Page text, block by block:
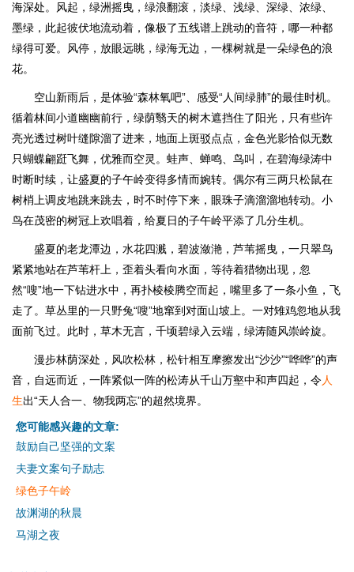
海深处。风起，绿洲摇曳，绿浪翻滚，淡绿、浅绿、深绿、浓绿、
墨绿，此起彼伏地流动着，像极了五线谱上跳动的音符，哪一种都
绿得可爱。风停，放眼远眺，绿海无边，一棵树就是一朵绿色的浪
花。
空山新雨后，是体验“森林氧吧”、感受“人间绿肺”的最佳时机。
循着林间小道幽幽前行，绿荫翳天的树木遮挡住了阳光，只有些许
亮光透过树叶缝隙溜了进来，地面上斑驳点点，金色光影恰似无数
只蝴蝶翩跹飞舞，优雅而空灵。蛙声、蝉鸣、鸟叫，在碧海绿涛中
时断时续，让盛夏的子午岭变得多情而婉转。偶尔有三两只松鼠在
树梢上调皮地跳来跳去，时不时停下来，眼珠子滴溜溜地转动。小
鸟在茂密的树冠上欢唱着，给夏日的子午岭平添了几分生机。
盛夏的老龙潭边，水花四溅，碧波潋滟，芦苇摇曳，一只翠鸟
紧紧地站在芦苇杆上，歪着头看向水面，等待着猎物出现，忽
然“嗖”地一下钻进水中，再扑棱棱腾空而起，嘴里多了一条小鱼，飞
走了。草丛里的一只野兔“嗖”地窜到对面山坡上。一对雉鸡忽地从我
面前飞过。此时，草木无言，千顷碧绿入云端，绿涛随风崇岭旋。
漫步林荫深处，风吹松林，松针相互摩擦发出“沙沙”“哗哗”的声
音，自远而近，一阵紧似一阵的松涛从千山万壑中和声四起，令人
生出“天人合一、物我两忘”的超然境界。
您可能感兴趣的文章:
鼓励自己坚强的文案
夫妻文案句子励志
绿色子午岭
故渊湖的秋晨
马湖之夜